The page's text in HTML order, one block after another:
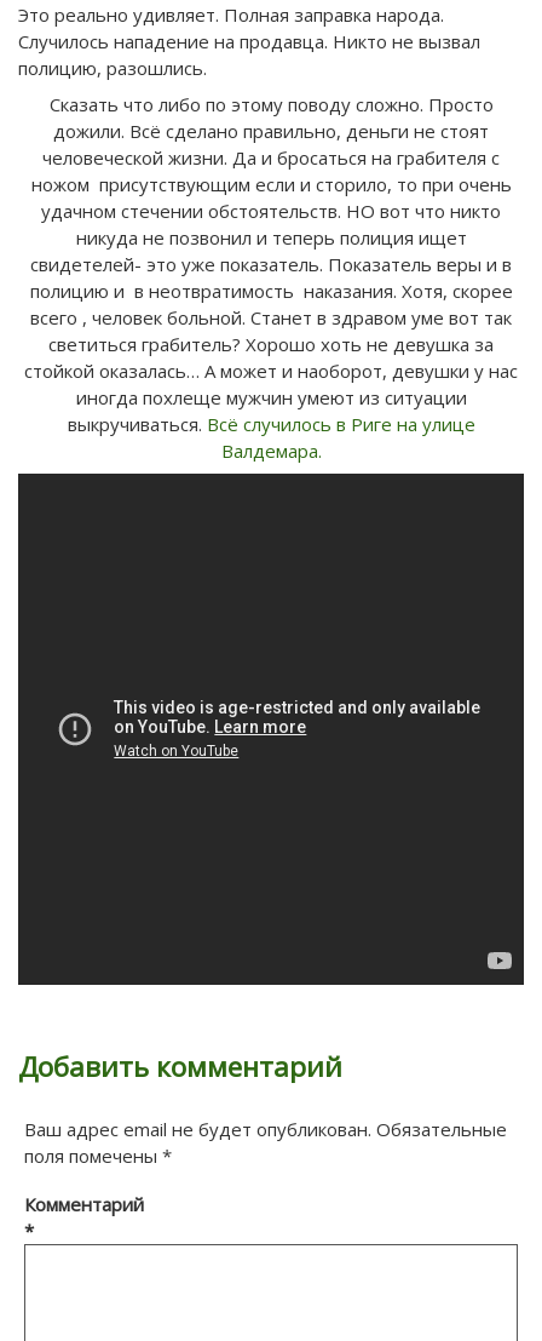
Это реально удивляет. Полная заправка народа.
Случилось нападение на продавца. Никто не вызвал
полицию, разошлись.
Сказать что либо по этому поводу сложно. Просто
дожили. Всё сделано правильно, деньги не стоят
человеческой жизни. Да и бросаться на грабителя с
ножом присутствующим если и сторило, то при очень
удачном стечении обстоятельств. НО вот что никто
никуда не позвонил и теперь полиция ищет
свидетелей- это уже показатель. Показатель веры и в
полицию и в неотвратимость наказания. Хотя, скорее
всего , человек больной. Станет в здравом уме вот так
светиться грабитель? Хорошо хоть не девушка за
стойкой оказалась… А может и наоборот, девушки у нас
иногда похлеще мужчин умеют из ситуации
выкручиваться. Всё случилось в Риге на улице
Валдемара.
Добавить комментарий
Ваш адрес email не будет опубликован. Обязательные
поля помечены *
Комментарий
*